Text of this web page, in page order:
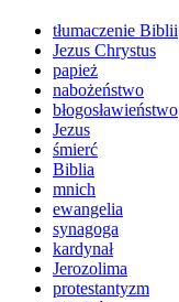
tłumaczenie Biblii
Jezus Chrystus
papież
nabożeństwo
błogosławieństwo
Jezus
śmierć
Biblia
mnich
ewangelia
synagoga
kardynał
Jerozolima
protestantyzm